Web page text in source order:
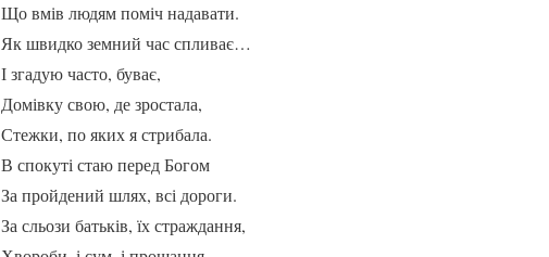
Що вмів людям поміч надавати.
Як швидко земний час спливає…
І згадую часто, буває,
Домівку свою, де зростала,
Стежки, по яких я стрибала.
В спокуті стаю перед Богом
За пройдений шлях, всі дороги.
За сльози батьків, їх страждання,